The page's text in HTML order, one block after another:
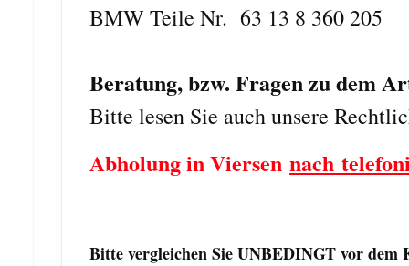
BMW Teile Nr. 63 13 8 360 205
Beratung, bzw. Fragen zu dem
Bitte lesen Sie auch unsere
Abholung in Viersen nach
Bitte vergleichen Sie UNBEDINGT vor dem